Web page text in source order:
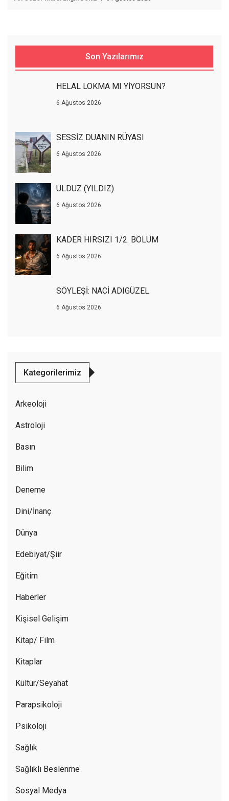
Son Yazılarımız
HELAL LOKMA MI YİYORSUN?
6 Ağustos 2026
SESSİZ DUANIN RÜYASI
6 Ağustos 2026
ULDUZ (YILDIZ)
6 Ağustos 2026
KADER HIRSIZI 1/2. BÖLÜM
6 Ağustos 2026
SÖYLEŞİ: NACİ ADIGÜZEL
6 Ağustos 2026
Kategorilerimiz
Arkeoloji
Astroloji
Basın
Bilim
Deneme
Dini/İnanç
Dünya
Edebiyat/Şiir
Eğitim
Haberler
Kişisel Gelişim
Kitap/ Film
Kitaplar
Kültür/Seyahat
Parapsikoloji
Psikoloji
Sağlık
Sağlıklı Beslenme
Sosyal Medya